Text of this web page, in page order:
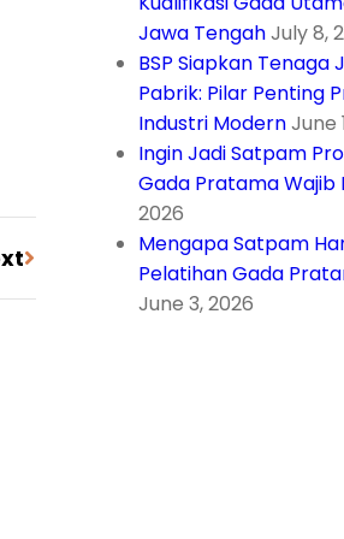
Jawa TengahJuly 8,
BSP Siapkan
Pabrik: Pilar Penting
Industri ModernJune
Ingin Jadi Satpam
Gada Pratama Wajib
2026
Mengapa Satpam
Pelatihan Gada
June 3, 2026